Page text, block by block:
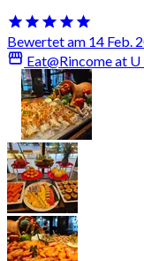
Bewertet am 14 Feb.
Eat@Rincome at